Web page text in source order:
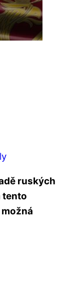
ruských
tento